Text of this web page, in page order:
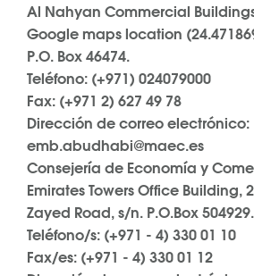
Al Nahyan Commercial
Google maps location
P.O. Box 46474.
Teléfono: (+971) 024079000
Fax: (+971 2) 627 49 78
Dirección de correo electrónico:
emb.abudhabi@maec.es
Consejería de Economía y
Emirates Towers Office Building,
Zayed Road, s/n. P.O.Box 504929.
Teléfono/s: (+971 - 4) 330 01 10
Fax/es: (+971 - 4) 330 01 12